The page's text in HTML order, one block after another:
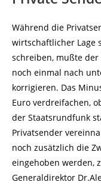
Während die
wirtschaftlicher Lage
schreiben, mußte
noch einmal nach
korrigieren. Das
Euro verdreifachen,
der Staatsrundfunk
Privatsender
noch zusätzlich die
eingehoben werden,
Generaldirektor